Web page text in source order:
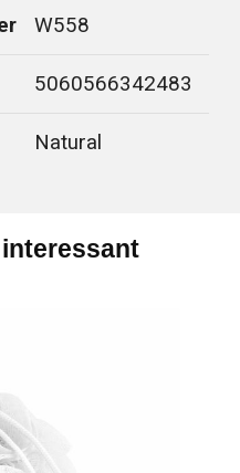
W558
5060566342483
Natural